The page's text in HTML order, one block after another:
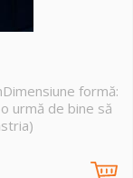
formă:
urmă de bine să